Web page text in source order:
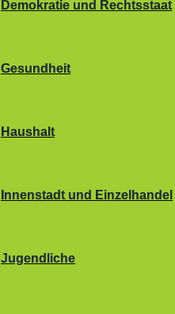
Demokratie und Rechtsstaat
Gesundheit
Haushalt
Innenstadt und Einzelhandel
Jugendliche